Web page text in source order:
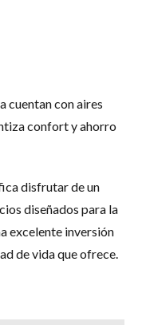
cuentan conaires
confort y ahorro
disfrutar de un
diseñados para la
excelente inversión
de vida que ofrece.